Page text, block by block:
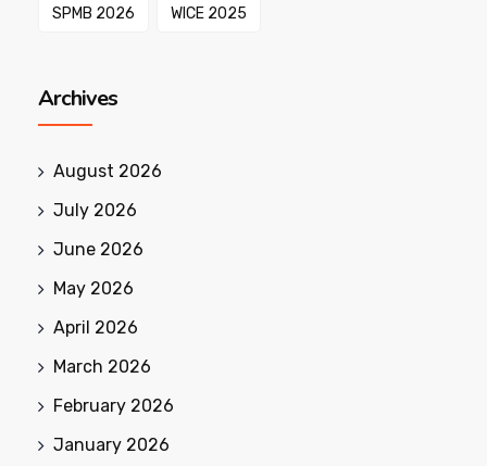
SPMB 2026 WICE 2025
Archives
August 2026
July 2026
June 2026
May 2026
April 2026
March 2026
February 2026
January 2026